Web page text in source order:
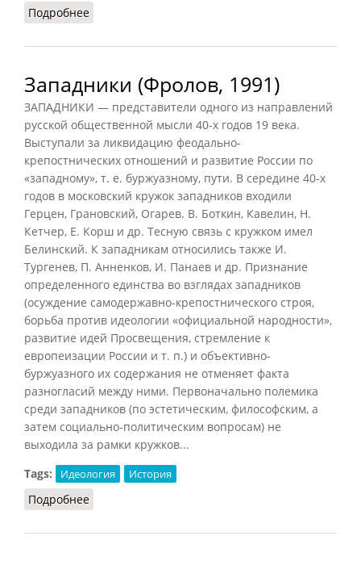
Подробнее
Западники (Фролов, 1991)
ЗАПАДНИКИ — представители одного из направлений
русской общественной мысли 40-х годов 19 века.
Выступали за ликвидацию феодально-
крепостнических отношений и развитие России по
«западному», т. е. буржуазному, пути. В середине 40-х
годов в московский кружок западников входили
Герцен, Грановский, Огарев. В. Боткин, Кавелин, Н.
Кетчер, Е. Корш и др. Тесную связь с кружком имел
Белинский. К западникам относились также И.
Тургенев, П. Анненков, И. Панаев и др. Признание
определенного единства во взглядах западников
(осуждение самодержавно-крепостнического строя,
борьба против идеологии «официальной народности»,
развитие идей Просвещения, стремление к
европеизации России и т. п.) и объективно-
буржуазного их содержания не отменяет факта
разногласий между ними. Первоначально полемика
среди западников (по эстетическим, философским, а
затем социально-политическим вопросам) не
выходила за рамки кружков...
Tags:
Идеология История
Подробнее